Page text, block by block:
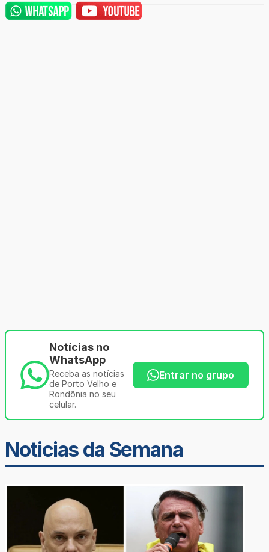
Notícias no
WhatsApp
Receba as notícias
de Porto Velho e
Rondônia no seu
celular.
Entrar no grupo
Noticias da Semana